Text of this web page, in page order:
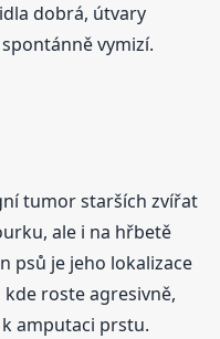
dobrá, útvary
vymizí.
tumor starších zvířat
ale i na hřbetě
psů je jeho lokalizace
roste agresivně,
amputaci prstu.